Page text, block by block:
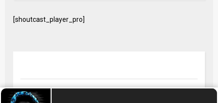
[shoutcast_player_pro]